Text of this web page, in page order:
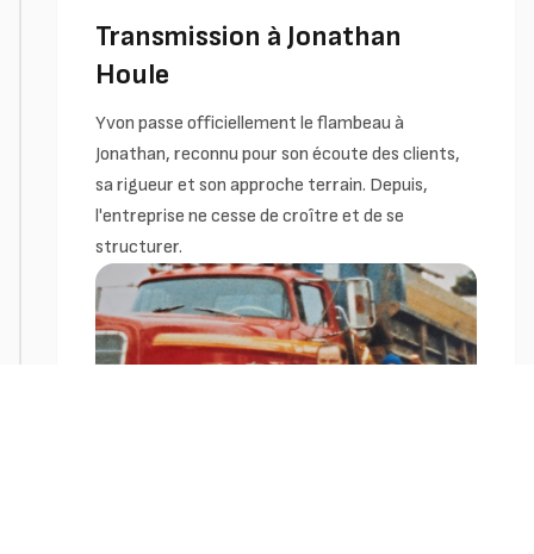
Transmission à Jonathan
Houle
Yvon passe officiellement le flambeau à
Jonathan, reconnu pour son écoute des clients,
sa rigueur et son approche terrain. Depuis,
l'entreprise ne cesse de croître et de se
structurer.